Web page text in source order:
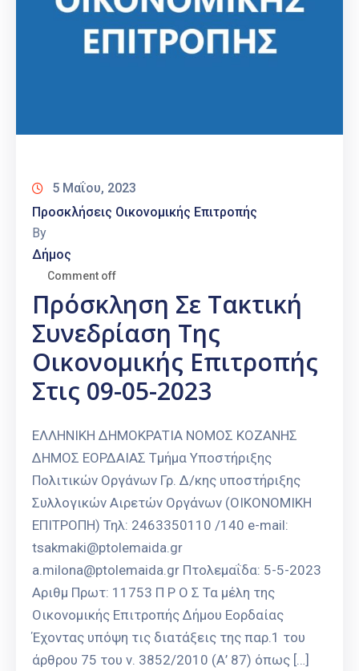
5 Μαΐου, 2023
Προσκλήσεις Οικονομικής Επιτροπής
By
Δήμος
Comment off
Πρόσκληση Σε Τακτική
Συνεδρίαση Της
Οικονομικής Επιτροπής
Στις 09-05-2023
ΕΛΛΗΝΙΚΗ ΔΗΜΟΚΡΑΤΙΑ ΝΟΜΟΣ ΚΟΖΑΝΗΣ
ΔΗΜΟΣ ΕΟΡΔΑΙΑΣ Τμήμα Υποστήριξης
Πολιτικών Οργάνων Γρ. Δ/κης υποστήριξης
Συλλογικών Αιρετών Οργάνων (ΟΙΚΟΝΟΜΙΚΗ
ΕΠΙΤΡΟΠΗ) Τηλ: 2463350110 /140 e-mail:
tsakmaki@ptolemaida.gr
a.milona@ptolemaida.gr Πτολεμαΐδα: 5-5-2023
Αριθμ Πρωτ: 11753 Π Ρ Ο Σ Τα μέλη της
Οικονομικής Επιτροπής Δήμου Εορδαίας
Έχοντας υπόψη τις διατάξεις της παρ.1 του
άρθρου 75 του ν. 3852/2010 (Α’ 87) όπως […]